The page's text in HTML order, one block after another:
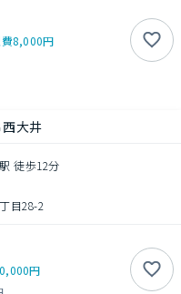
8,000円
大井
徒歩12分
目28-2
円